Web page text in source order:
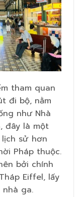
tham quan
đi bộ, nằm
như Nhà
đây là một
sử hơn
Pháp thuộc.
bởi chính
Eiffel, lấy
ga.